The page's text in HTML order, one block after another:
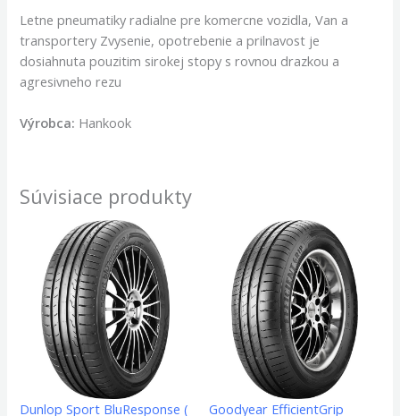
Letne pneumatiky radialne pre komercne vozidla, Van a
transportery Zvysenie, opotrebenie a prilnavost je
dosiahnuta pouzitim sirokej stopy s rovnou drazkou a
agresivneho rezu
Výrobca: Hankook
Súvisiace produkty
Dunlop Sport BluResponse (
Goodyear EfficientGrip